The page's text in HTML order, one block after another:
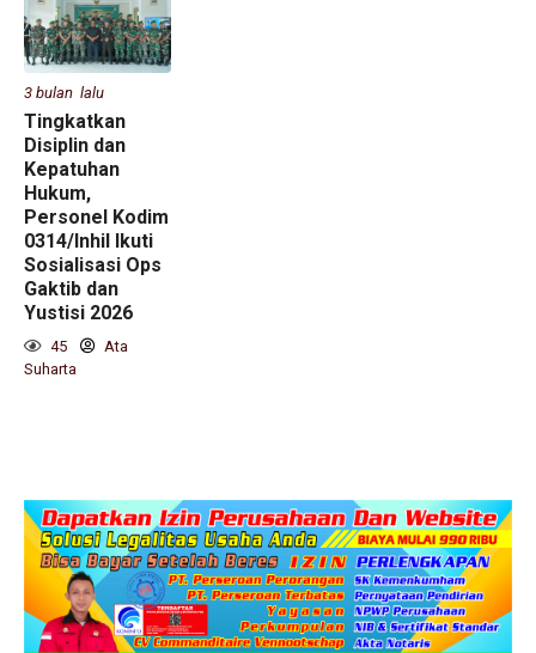
3 bulan lalu
Tingkatkan
Disiplin dan
Kepatuhan
Hukum,
Personel Kodim
0314/Inhil Ikuti
Sosialisasi Ops
Gaktib dan
Yustisi 2026
45
Ata
Suharta